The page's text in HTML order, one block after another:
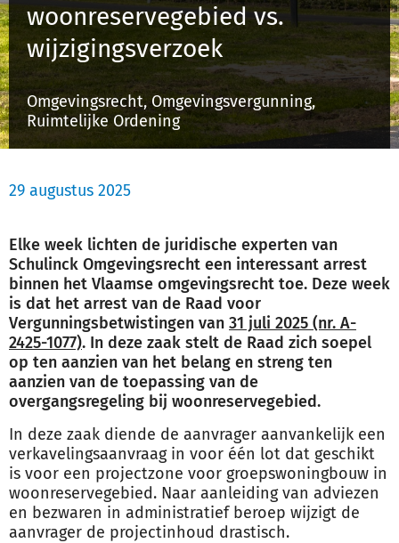
Juridisch Advies
Schulinck Omgevingsrecht Databank
Over ons
Registreren
woonreservegebied vs.
wijzigingsverzoek
Omgevingsrecht, Omgevingsvergunning,
Ruimtelijke Ordening
29 augustus 2025
Elke week lichten de juridische experten van
Schulinck Omgevingsrecht een interessant arrest
binnen het Vlaamse omgevingsrecht toe. Deze week
is dat het arrest van de Raad voor
Vergunningsbetwistingen van 31 juli 2025 (nr. A-
2425-1077). In deze zaak stelt de Raad zich soepel
op ten aanzien van het belang en streng ten
aanzien van de toepassing van de
overgangsregeling bij woonreservegebied.
In deze zaak diende de aanvrager aanvankelijk een
verkavelingsaanvraag in voor één lot dat geschikt
is voor een projectzone voor groepswoningbouw in
woonreservegebied. Naar aanleiding van adviezen
en bezwaren in administratief beroep wijzigt de
aanvrager de projectinhoud drastisch.